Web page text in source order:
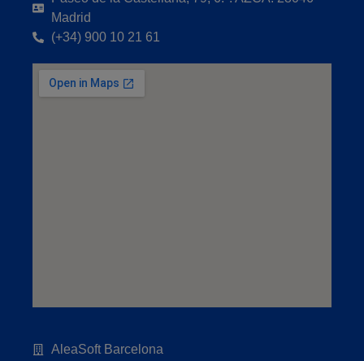
Madrid
(+34) 900 10 21 61
AleaSoft Barcelona